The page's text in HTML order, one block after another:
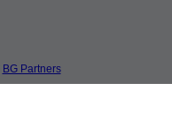
BG Partners